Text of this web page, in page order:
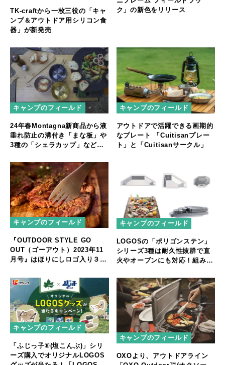
TK-craftから一枚三役の「キャ
ンプ＆アウトドア用シリコン食
器」が新発売
ク」の新色をリリース
キャンプのフィールド
24年春Montagna新商品から液
垂れ防止の溝付き「まな板」や
3種の「シェラカップ」など普
場
キャンプのフィールド
アウトドアで活躍できる画期的
なプレート 「Cuitisanプレー
ト」と「Cuitisanサークル」
キャンプのフィールド
『OUTDOOR STYLE GO
OUT（ゴーアウト）2023年11
月号』はほりにしロゴ入り３
キャンプのフィールド
LOGOSの「ポリゴンステン」
シリーズ3種は耐久性抜群で直
火やオーブンにも対応！組み合
ィネート
キャンプのフィールド
「ふじっ子®(塩こんぶ)」シリ
ーズ購入でオリジナルLOGOS
キャンプのフィールド
OXOより、アウトドアライン